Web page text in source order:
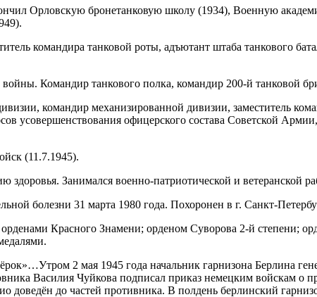
Орловскую бронетанковую школу (1934), Военную
командира танковой роты, адъютант штаба танкового
Командир танкового полка, командир 200-й танковой
командир механизированной дивизии, заместитель
усовершенствования офицерского состава Советской
(11.7.1945).
здоровья. Занимался военно-патриотической и ветеранской
болезни 31 марта 1980 года. Похоронен в г. Санкт-
Красного Знамени; орденом Суворова 2-й степени;
2 мая 1945 года начальник гарнизона Берлина
Василия Чуйкова подписал приказ немецким войскам
доведён до частей противника. В полдень берлинский